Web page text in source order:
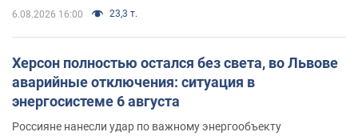
6.08.2026 16:00 23,3 т.
Херсон полностью остался без света, во Львове
аварийные отключения: ситуация в
энергосистеме 6 августа
Россияне нанесли удар по важному энергообъекту